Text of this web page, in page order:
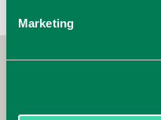
Marketing